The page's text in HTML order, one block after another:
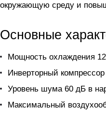
окружающую среду и
Основные
Мощность охлаждения
Инверторный
Уровень шума 60 дБ в
Максимальный